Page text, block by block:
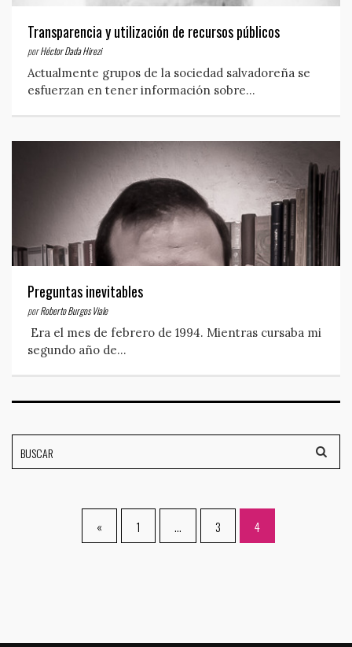
Transparencia y utilización de recursos públicos
porHéctor Dada Hirezi
Actualmente grupos de la sociedad salvadoreña se
esfuerzan en tener información sobre…
Preguntas inevitables
porRoberto Burgos Viale
Era el mes de febrero de 1994. Mientras cursaba mi
segundo año de…
« 1 … 3 4